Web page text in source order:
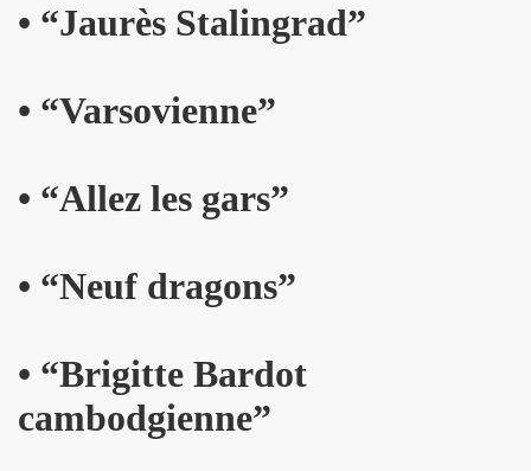
• “Jaurès Stalingrad”
• “Varsovienne”
• “Allez les gars”
• “Neuf dragons”
• “Brigitte Bardot
cambodgienne”
de vague à l'âme", "Tendre assassine") le 10 juillet
concert le 27 juin 2019 a la Maroquinerie (Paris) :
album solo de YAROL POUPAUD.
avril 2019 a Paris pour la suite de l enregistrement de
a toi" et concert le 19 octobre 2018 a La Seine Musicale
au 11 fevrier 2019 a Paris pour l enregistrement de